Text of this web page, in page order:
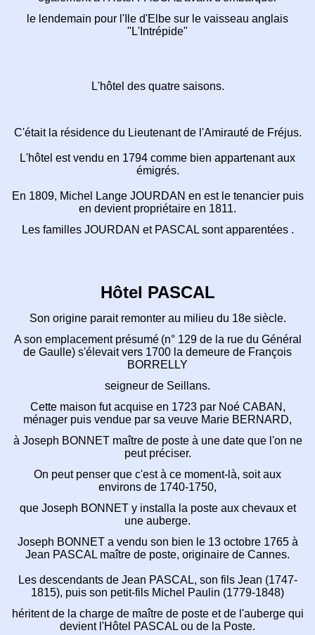
le lendemain pour l'Ile d'Elbe sur le vaisseau anglais
"L'Intrépide"
L'hôtel des quatre saisons.
C'était la résidence du Lieutenant de l'Amirauté de Fréjus.
L'hôtel est vendu en 1794 comme bien appartenant aux
émigrés.
En 1809, Michel Lange JOURDAN en est le tenancier puis
en devient propriétaire en 1811.
Les familles JOURDAN et PASCAL sont apparentées .
Hôtel PASCAL
Son origine parait remonter au milieu du 18e siècle.
A son emplacement présumé (n° 129 de la rue du Général
de Gaulle) s'élevait vers 1700 la demeure de François
BORRELLY
seigneur de Seillans.
Cette maison fut acquise en 1723 par Noé CABAN,
ménager puis vendue par sa veuve Marie BERNARD,
à Joseph BONNET maître de poste à une date que l'on ne
peut préciser.
On peut penser que c'est à ce moment-là, soit aux
environs de 1740-1750,
que Joseph BONNET y installa la poste aux chevaux et
une auberge.
Joseph BONNET a vendu son bien le 13 octobre 1765 à
Jean PASCAL maître de poste, originaire de Cannes.
Les descendants de Jean PASCAL, son fils Jean (1747-
1815), puis son petit-fils Michel Paulin (1779-1848)
héritent de la charge de maître de poste etde l'auberge qui
devient l'Hôtel PASCAL ou de la Poste.